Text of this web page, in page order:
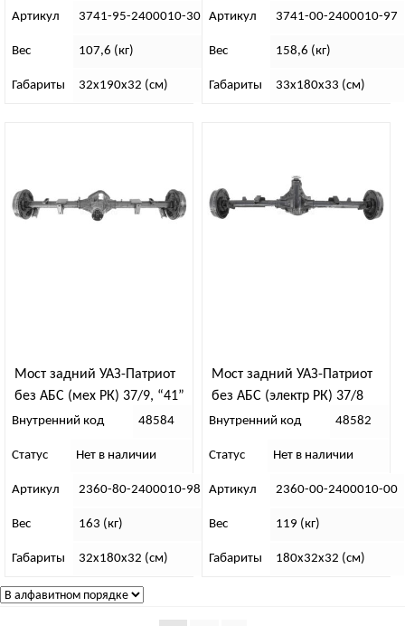
Артикул 3741-95-2400010-30
Вес 107,6 (кг)
Габариты 32х190х32 (см)
Артикул 3741-00-2400010-97
Вес 158,6 (кг)
Габариты 33х180х33 (см)
Мост задний УАЗ-Патриот
без АБС (мех РК) 37/9, “41”
Внутренний код 48584
Статус Нет в наличии
Артикул 2360-80-2400010-98
Вес 163 (кг)
Габариты 32х180х32 (см)
Мост задний УАЗ-Патриот
без АБС (электр РК) 37/8
“32”
Внутренний код 48582
Статус Нет в наличии
Артикул 2360-00-2400010-00
Вес 119 (кг)
Габариты 180х32х32 (см)